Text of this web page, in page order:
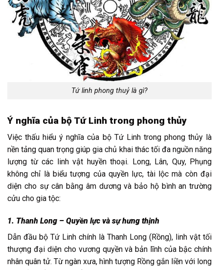
Tứ linh phong thuỷ là gì?
Ý nghĩa của bộ Tứ Linh trong phong thủy
Việc thấu hiểu ý nghĩa của bộ Tứ Linh trong phong thủy là
nền tảng quan trọng giúp gia chủ khai thác tối đa nguồn năng
lượng từ các linh vật huyền thoại. Long, Lân, Quy, Phụng
không chỉ là biểu tượng của quyền lực, tài lộc mà còn đại
diện cho sự cân bằng âm dương và bảo hộ bình an trường
cửu cho gia tộc:
1. Thanh Long – Quyền lực và sự hưng thịnh
Dẫn đầu bộ Tứ Linh chính là Thanh Long (Rồng), linh vật tối
thượng đại diện cho vương quyền và bản lĩnh của bậc chính
nhân quân tử. Từ ngàn xưa, hình tượng Rồng gắn liền với long